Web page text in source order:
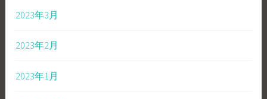
2023年3月
2023年2月
2023年1月